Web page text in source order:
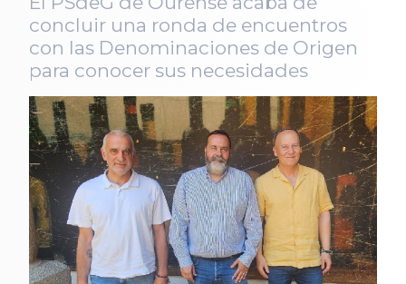
concluir una ronda de encuentros
con las Denominaciones de Origen
para conocer sus necesidades